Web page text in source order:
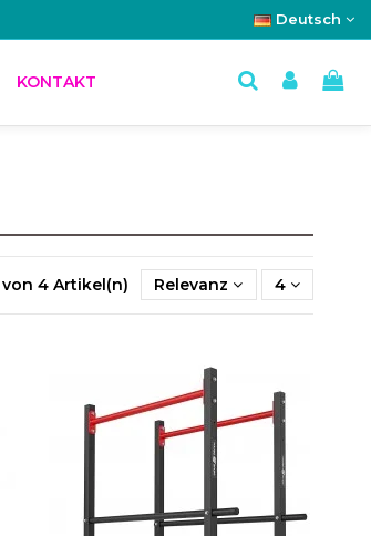
Deutsch
KONTAKT
von 4 Artikel(n) Relevanz 4